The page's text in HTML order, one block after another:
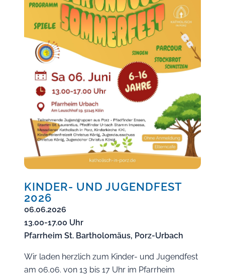
KINDER- UND JUGENDFEST
2026
06.06.2026
13.00-17.00 Uhr
Pfarrheim St. Bartholomäus, Porz-Urbach
Wir laden herzlich zum Kinder- und Jugendfest
am 06.06. von 13 bis 17 Uhr im Pfarrheim